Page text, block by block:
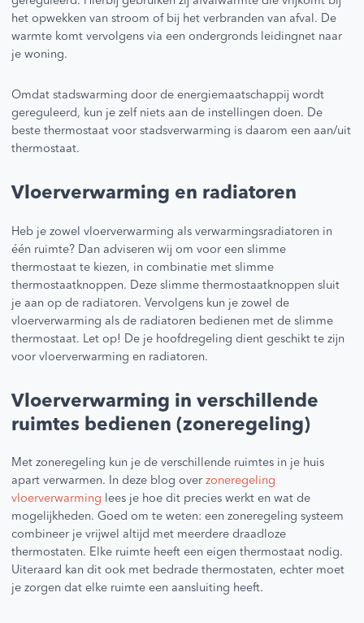
het opwekken van stroom of bij het verbranden van afval. De
warmte komt vervolgens via een ondergronds leidingnet naar
je woning.
Omdat stadswarming door de energiemaatschappij wordt
gereguleerd, kun je zelf niets aan de instellingen doen. De
beste thermostaat voor stadsverwarming is daarom een aan/uit
thermostaat.
Vloerverwarming en radiatoren
Heb je zowel vloerverwarming als verwarmingsradiatoren in
één ruimte? Dan adviseren wij om voor een slimme
thermostaat te kiezen, in combinatie met slimme
thermostaatknoppen. Deze slimme thermostaatknoppen sluit
je aan op de radiatoren. Vervolgens kun je zowel de
vloerverwarming als de radiatoren bedienen met de slimme
thermostaat. Let op! De je hoofdregeling dient geschikt te zijn
voor vloerverwarming en radiatoren.
Vloerverwarming in verschillende
ruimtes bedienen (zoneregeling)
Met zoneregeling kun je de verschillende ruimtes in je huis
apart verwarmen. In deze blog overzoneregeling
vloerverwarming lees je hoe dit precies werkt en wat de
mogelijkheden. Goed om te weten: een zoneregeling systeem
combineer je vrijwel altijd met meerdere draadloze
thermostaten. Elke ruimte heeft een eigen thermostaat nodig.
Uiteraard kan dit ook met bedrade thermostaten, echter moet
je zorgen dat elke ruimte een aansluiting heeft.